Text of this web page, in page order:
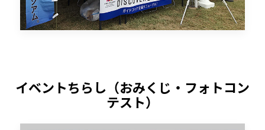
イベントちらし（おみくじ・フォトコン
テスト）